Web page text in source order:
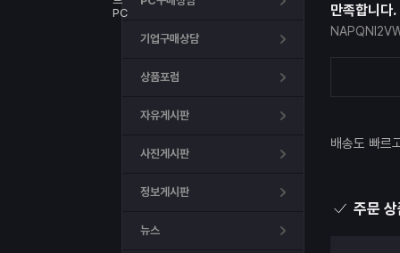
기업구매상담
상품포럼
자유게시판
사진게시판
정보게시판
뉴스
만족합니다.
배송도 빠르
주문